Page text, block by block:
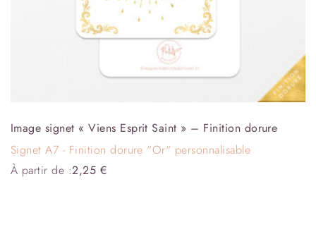
Image signet « Viens Esprit Saint » – Finition dorure
Signet A7 - Finition dorure "Or" personnalisable
À partir de :2,25 €